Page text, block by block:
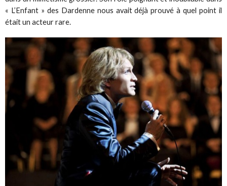
« L’Enfant » des Dardenne nous avait déjà prouvé à quel point il
était un acteur rare.